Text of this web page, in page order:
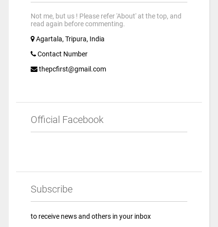
Not me, but us ! Please refer 'About' at the top, and
read again before commenting.
Agartala, Tripura, India
Contact Number
thepcfirst@gmail.com
Official Facebook
Subscribe
to receive news and others in your inbox